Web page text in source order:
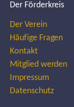
Der Förderkreis
Der Verein
Häufige Fragen
Kontakt
Mitglied werden
Impressum
Datenschutz